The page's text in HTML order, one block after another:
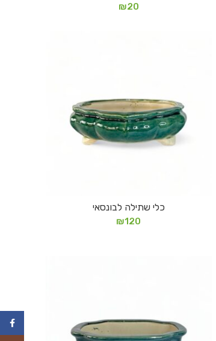
₪20
הוספה לסל
כלי שתילה לבונסאי
₪120